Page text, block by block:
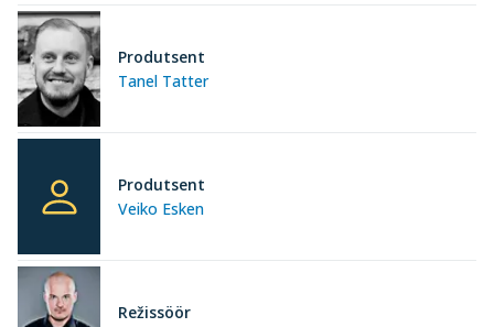
Tanel Tatter
Produtsent
Veiko Esken
Produtsent
Režissöör